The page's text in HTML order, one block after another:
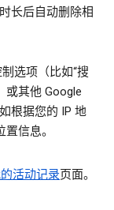
长后自动删除相
选项（比如“搜
或其他 Google
根据您的 IP 地
信息。
活动记录页面。